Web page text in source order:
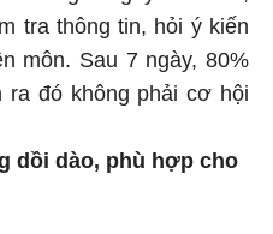
tra thông tin, hỏi ý kiến
môn. Sau 7 ngày, 80%
đó không phải cơ hội
dồi dào, phù hợp cho